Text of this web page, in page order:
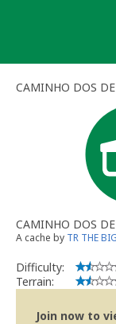
CAMINHO DOS
CAMINHO DOS
A cache by TR THE
Difficulty:
Terrain:
Join now to